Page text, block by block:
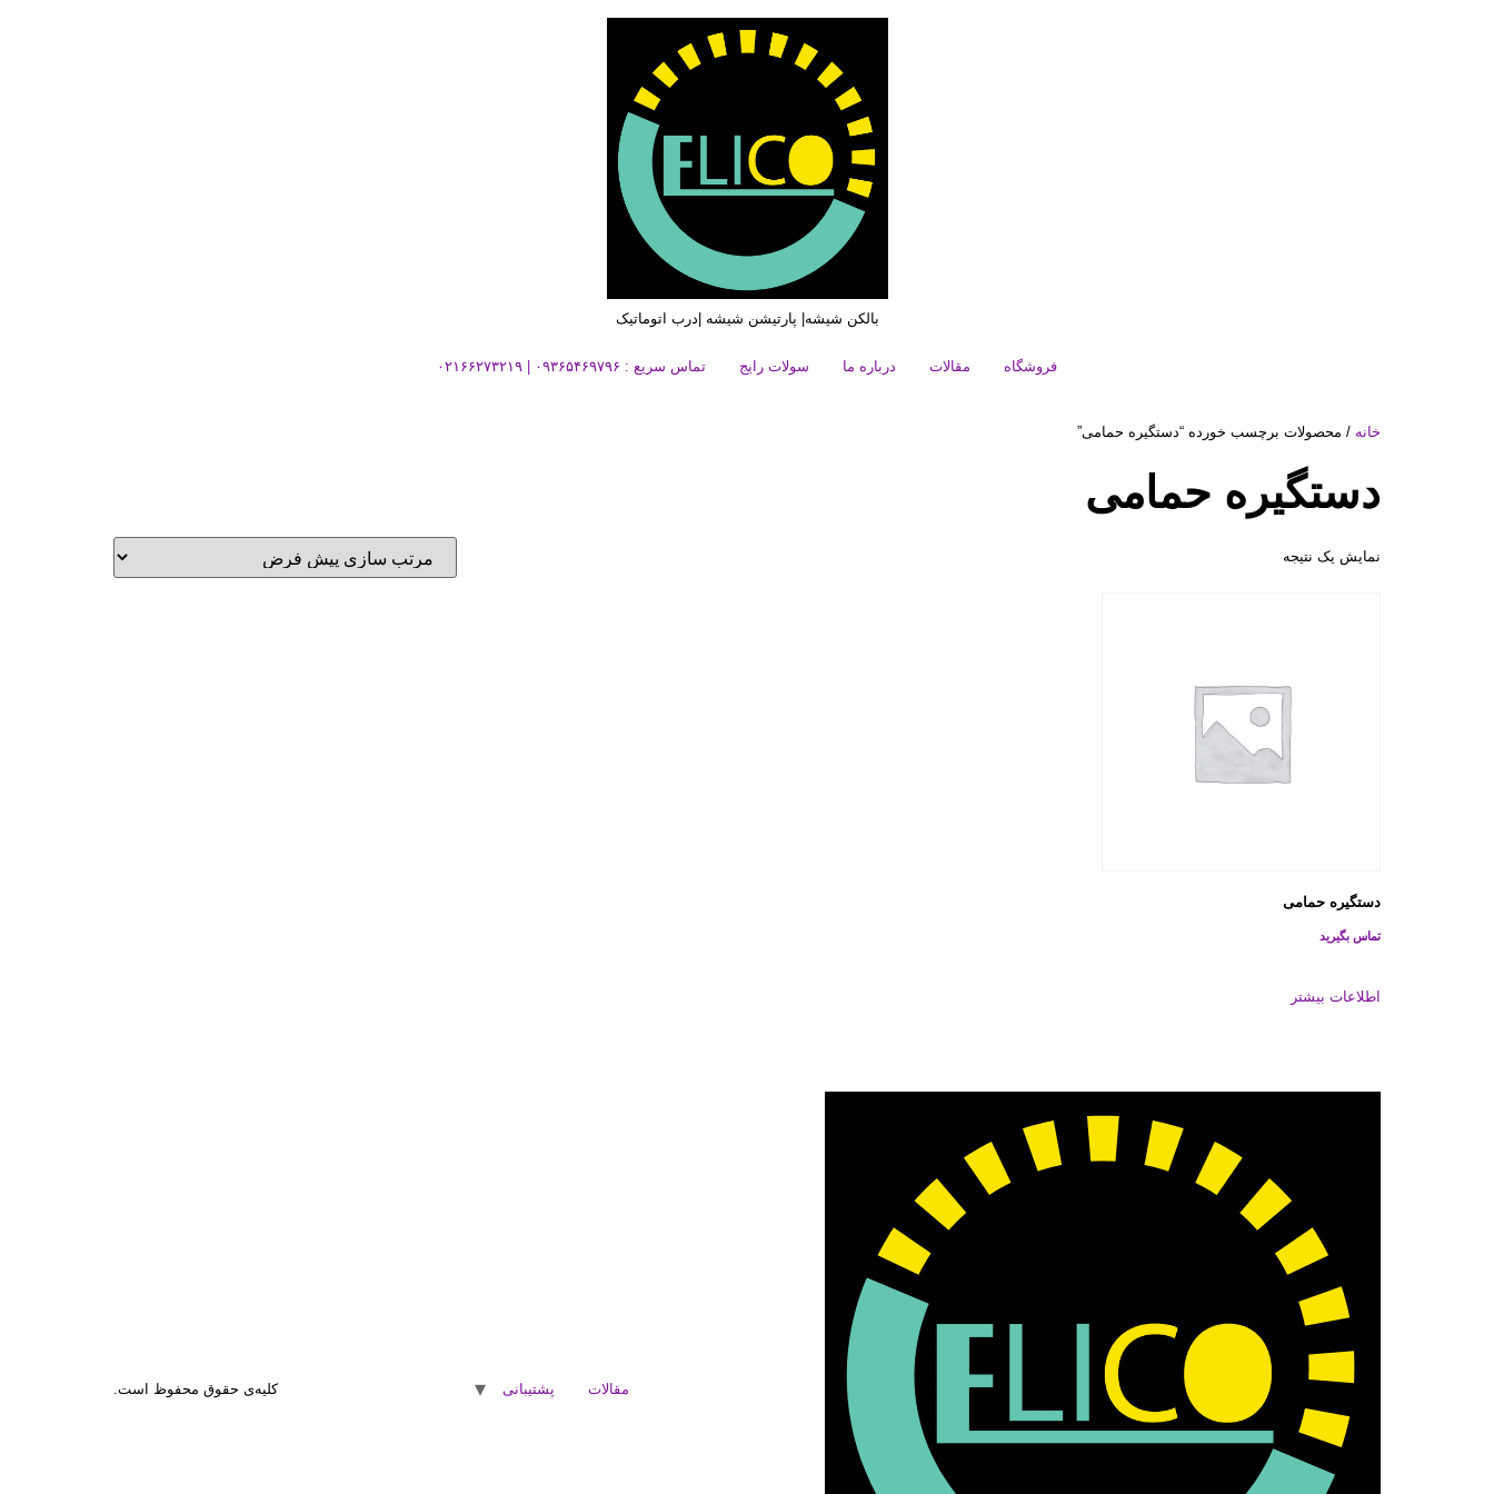
بالکن شیشه| پارتیشن شیشه |درب اتوماتیک
فروشگاه مقالات درباره ما سولات رایج تماس سریع : ۰۹۳۶۵۴۶۹۷۹۶ | ۰۲۱۶۶۲۷۳۲۱۹
خانه / محصولات برچسب خورده “دستگیره حمامی”
دستگیره حمامی
نمایش یک نتیجه
دستگیره حمامی
تماس بگیرید
اطلاعات بیشتر
مقالات پشتیبانی کلیه‌ی حقوق محفوظ است.